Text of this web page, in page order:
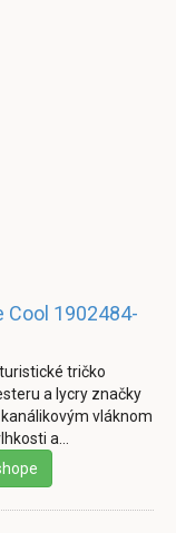
Cool 1902484-
tričko
a lycry značky
vláknom
a…